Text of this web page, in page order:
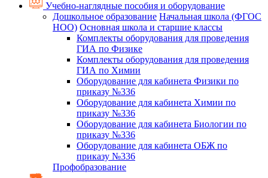
Учебно-наглядные пособия и оборудование
Дошкольное образование Начальная школа (ФГОС
НОО) Основная школа и старшие классы
Комплекты оборудования для проведения
ГИА по Физике
Комплекты оборудования для проведения
ГИА по Химии
Оборудование для кабинета Физики по
приказу №336
Оборудование для кабинета Химии по
приказу №336
Оборудование для кабинета Биологии по
приказу №336
Оборудование для кабинета ОБЖ по
приказу №336
Профобразование